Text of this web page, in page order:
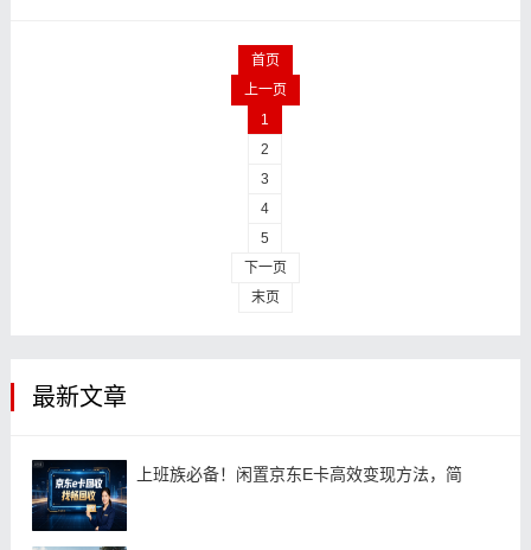
首页
上一页
1
2
3
4
5
下一页
末页
最新文章
上班族必备！闲置京东E卡高效变现方法，简